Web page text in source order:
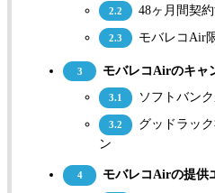
2.2 48ヶ月間契
2.3 モバレコAir
3 モバレコAirのキャ
3.1 ソフトバン
3.2
グッドラッ
ン
4 モバレコAirの提供